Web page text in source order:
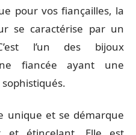
pour vos fiançailles, la
se caractérise par un
l’un des bijoux
fiancée ayant une
unique et se démarque